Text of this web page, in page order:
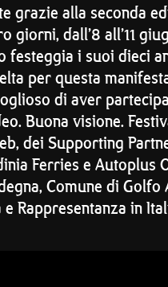
grazie alla seconda
giorni, dall’8 all’11
festeggia i suoi dieci
per questa
di aver
Buona visione.
dei Supporting
Ferries e
Comune di
Rappresentanza in